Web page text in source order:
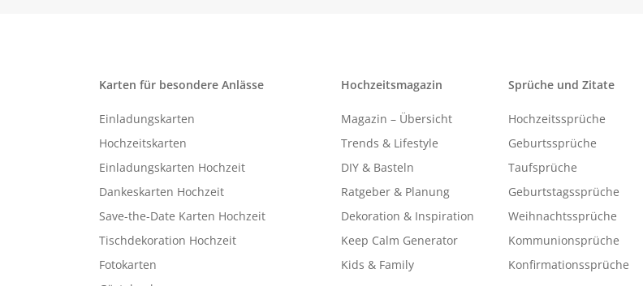
Karten für besondere Anlässe
Einladungskarten
Hochzeitskarten
Einladungskarten Hochzeit
Dankeskarten Hochzeit
Save-the-Date Karten Hochzeit
Tischdekoration Hochzeit
Fotokarten
Hochzeitsmagazin
Magazin – Übersicht
Trends & Lifestyle
DIY & Basteln
Ratgeber & Planung
Dekoration & Inspiration
Keep Calm Generator
Kids & Family
Sprüche und Zitate
Hochzeitssprüche
Geburtssprüche
Taufsprüche
Geburtstagssprüche
Weihnachtssprüche
Kommunionsprüche
Konfirmationssprüche